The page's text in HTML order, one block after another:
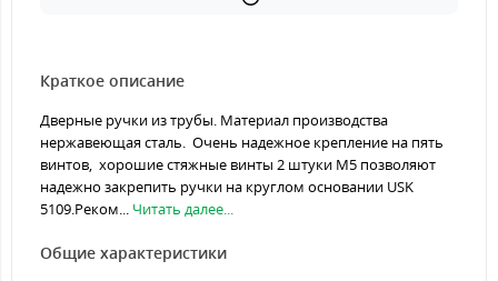
Краткое описание
Дверные ручки из трубы. Материал производства
нержавеющая сталь. Очень надежное крепление на пять
винтов, хорошие стяжные винты 2 штуки М5 позволяют
надежно закрепить ручки на круглом основании USK
5109.Реком... Читать далее...
Общие характеристики